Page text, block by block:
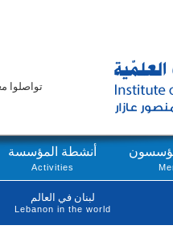
تواصلوا
أنشطة المؤسسة
Activities
لبنان في العالم
Lebanon in the world